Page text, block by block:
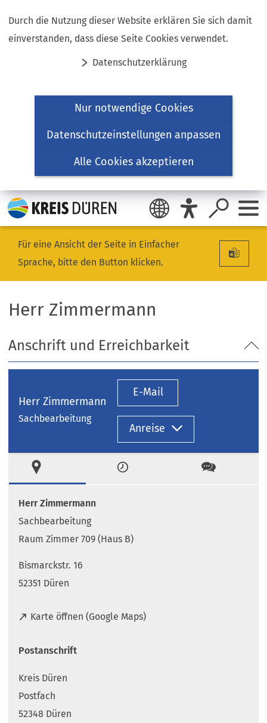
Durch die Nutzung dieser Website erklären Sie sich damit
einverstanden, dass diese Seite Cookies verwendet.
Datenschutzerklärung
Nur notwendige Cookies
Datenschutzeinstellungen anpassen
Alle Cookies akzeptieren
Inhalt anspringen
Für eine Ansicht der Seite in Einfacher
Sprache, bitte den Button klicken.
Herr Zimmermann
Anschrift und Erreichbarkeit
Herr Zimmermann
Sachbearbeitung
E-Mail
Anreise
Zeiten Kontakt
Herr Zimmermann
Sachbearbeitung
Raum Zimmer 709 (Haus B)
Bismarckstr. 16
52351 Düren
Karte öffnen (Google Maps)
(
f
e
t
i
Postanschrift
Kreis Düren
Postfach
52348 Düren